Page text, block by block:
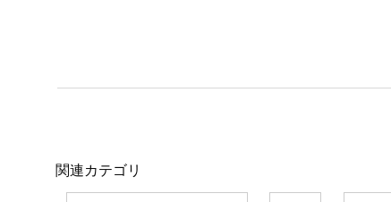
関連カテゴリ